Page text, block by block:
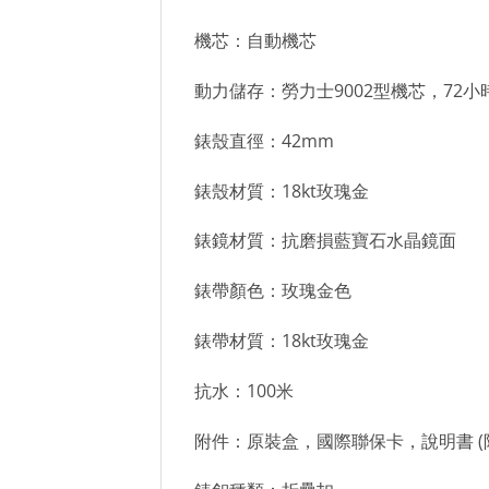
機芯：自動機芯
動力儲存：勞力士9002型機芯，72小
錶殼直徑：42mm
錶殼材質：18kt玫瑰金
錶鏡材質：抗磨損藍寶石水晶鏡面
錶帶顏色：玫瑰金色
錶帶材質：18kt玫瑰金
抗水：100米
附件：原裝盒，國際聯保卡，說明書 (